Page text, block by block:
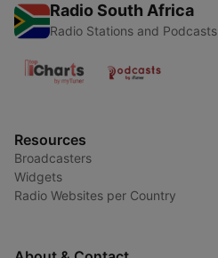
Radio South Africa
Radio Stations and Podcasts
Resources
Broadcasters
Widgets
Radio Websites per Country